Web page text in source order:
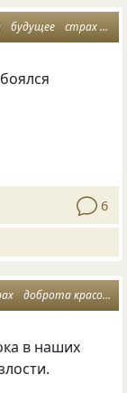
будущее страх
6
доброта красота
в наших